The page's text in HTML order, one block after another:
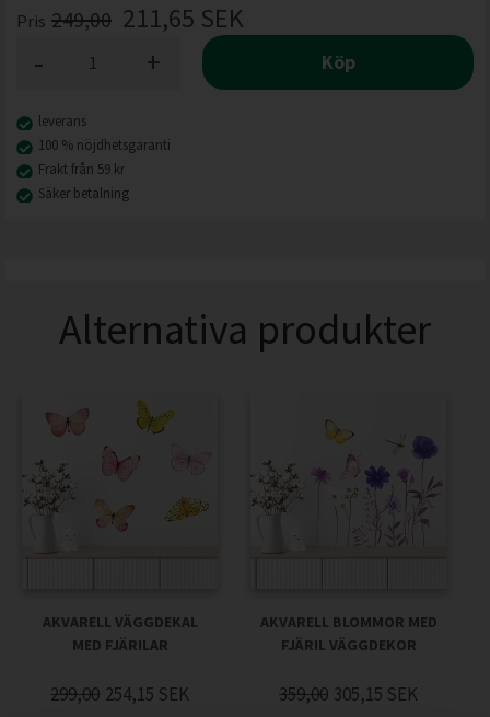
Pris 249,00 211,65 SEK
+
- Köp
leverans
100 % nöjdhetsgaranti
Frakt från 59 kr
Säker betalning
Alternativa produkter
AKVARELL VÄGGDEKAL
MED FJÄRILAR
299,00 254,15 SEK
AKVARELL BLOMMOR MED
FJÄRIL VÄGGDEKOR
359,00 305,15 SEK